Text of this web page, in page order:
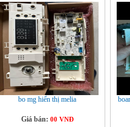
bo mg hiển thị melia
Giá bán: 00 VNĐ